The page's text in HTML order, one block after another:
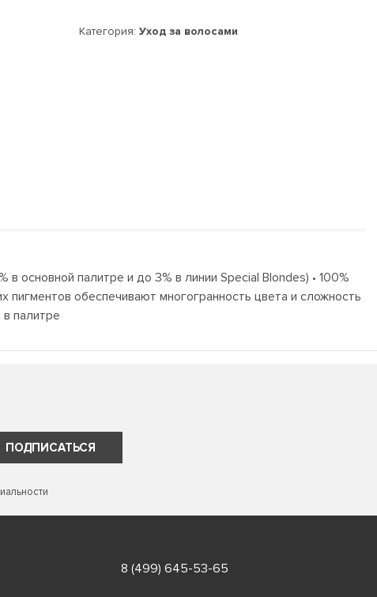
Категория: Уход за волосами
основной палитре и до 3% в линии Special Blondes) • 100%
обеспечивают многогранность цвета и сложность
палитре
ПОДПИСАТЬСЯ
8 (499) 645-53-65